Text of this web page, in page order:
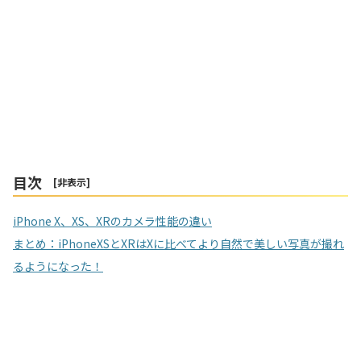
目次 [非表示]
iPhone X、XS、XRのカメラ性能の違い
まとめ：iPhoneXSとXRはXに比べてより自然で美しい写真が撮れ
るようになった！